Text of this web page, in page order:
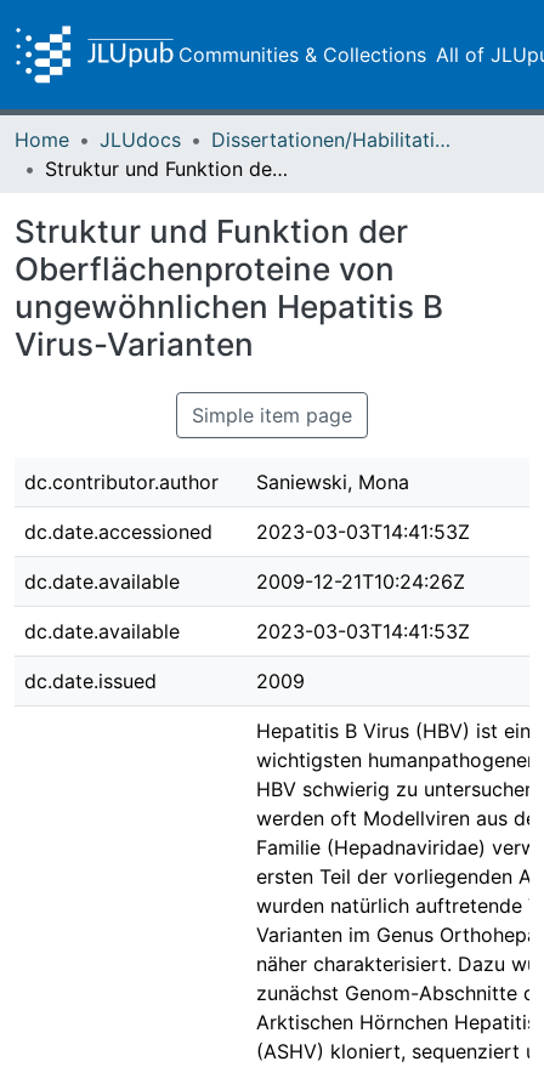
Communities & Collections All of
Home JLUdocs
Dissertationen/Habilitationen
Struktur und Funktion der Oberflächenproteine von ungewöhnlichen Hepatitis B Virus-Varianten
Struktur und Funktion der
Oberflächenproteine von
ungewöhnlichen Hepatitis B
Virus-Varianten
Simple item page
dc.contributor.author Saniewski, Mona
dc.date.accessioned 2023-03-03T14:41:53Z
dc.date.available 2009-12-21T10:24:26Z
dc.date.available 2023-03-03T14:41:53Z
dc.date.issued 2009
Hepatitis B Virus (HBV) ist
wichtigsten humanpathogenen
HBV schwierig zu untersuchen
werden oft Modellviren aus
Familie (Hepadnaviridae)
ersten Teil der vorliegenden
wurden natürlich auftretende
Varianten im Genus
näher charakterisiert. Dazu
zunächst Genom-Abschnitte
Arktischen Hörnchen Hepatitis
(ASHV) kloniert, sequenziert